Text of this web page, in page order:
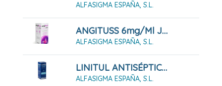
ALFASIGMA ESPAÑA, S.L.
ANGITUSS 6mg/ml JARABE 200 ML
ALFASIGMA ESPAÑA, S.L.
LINITUL ANTISÉPTICO 10 MG/ML SOLUCIÓN PARA PULVERIZACIÓN CUTÁNEA (1 Frasco De 25 Ml)
ALFASIGMA ESPAÑA, S.L.